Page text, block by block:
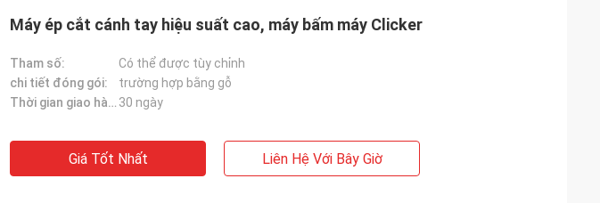
Máy ép cắt cánh tay hiệu suất cao, máy bấm máy Clicker
Tham số:
Có thể được tùy chỉnh
chi tiết đóng gói:
trường hợp bằng gỗ
Thời gian giao hàng: 30 ngày
Giá Tốt Nhất Liên Hệ Với Bây Giờ